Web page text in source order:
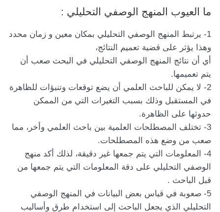
ما العيوب المنهج الوصفي التحليلي :
1- يرتبط المنهج الوصفي التحليلي بمكان معين و زمان محدد
وهذا يؤثر على قضية تعميم النتائج،
أي أن نتائج المنهج الوصفي التحليلي في البحث صعب أن
يتم تعميمها.
2- لا يمكن للباحث العلمي أن يضع توقعات وتنبؤات للظاهرة
في المستقبل وذلك بسبب التغيرات التي من الممكن
حدوثها على الظاهرة.
3- تختلف المصطلحات العلمية بين باحث العلمي وأخر، مما
صعب من وضع هذه المصطلحات.
4- المعلومات التي يتم جمعها غير دقيقة، لذلك أكد منهج
الوصفي التحليلي على دقة المعلومات التي يتم جمعها من
قبل الباحث .
5- صعوبة في قياس بعض البيانات في المنهج الوصفي
التحليلي الذي يجعل الباحث إلى استخدام طرق وأساليب